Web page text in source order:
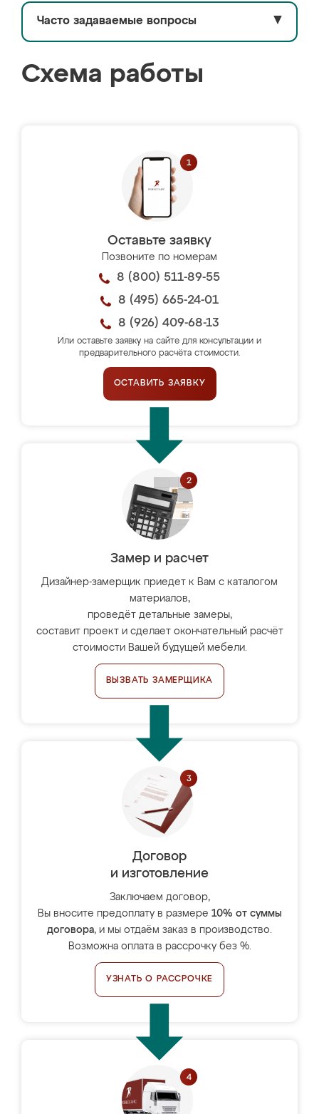
Часто задаваемые вопросы ▼
Схема работы
Оставьте заявку
Позвоните по номерам
8 (800) 511-89-55
8 (495) 665-24-01
8 (926) 409-68-13
Или оставьте заявку на сайте для консультации и
предварительного расчёта стоимости.
ОСТАВИТЬ ЗАЯВКУ
Замер и расчет
Дизайнер-замерщик приедет к Вам с каталогом
материалов,
проведёт детальные замеры,
составит проект и сделает окончательный расчёт
стоимости Вашей будущей мебели.
ВЫЗВАТЬ ЗАМЕРЩИКА
Договор
и изготовление
Заключаем договор,
Вы вносите предоплату в размере 10% от суммы
договора, и мы отдаём заказ в производство.
Возможна оплата в рассрочку без %.
УЗНАТЬ О РАССРОЧКЕ